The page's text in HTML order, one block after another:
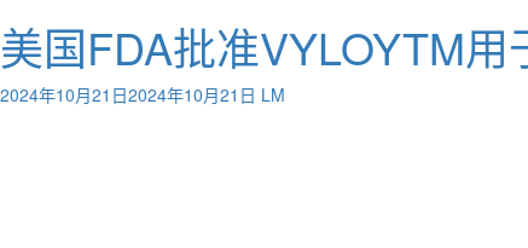
美国FDA批准VYLOYTM
2024年10月21日2024年10月21日 LM